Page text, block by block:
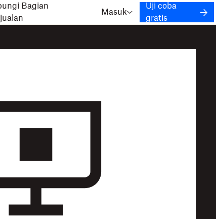
Bagian
Masuk
Uji coba
gratis